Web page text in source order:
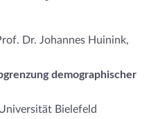
Dr. Johannes Huinink,
demographischer
Bielefeld